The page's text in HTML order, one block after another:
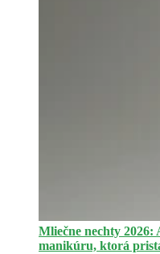
Mliečne nechty
manikúru, ktorá